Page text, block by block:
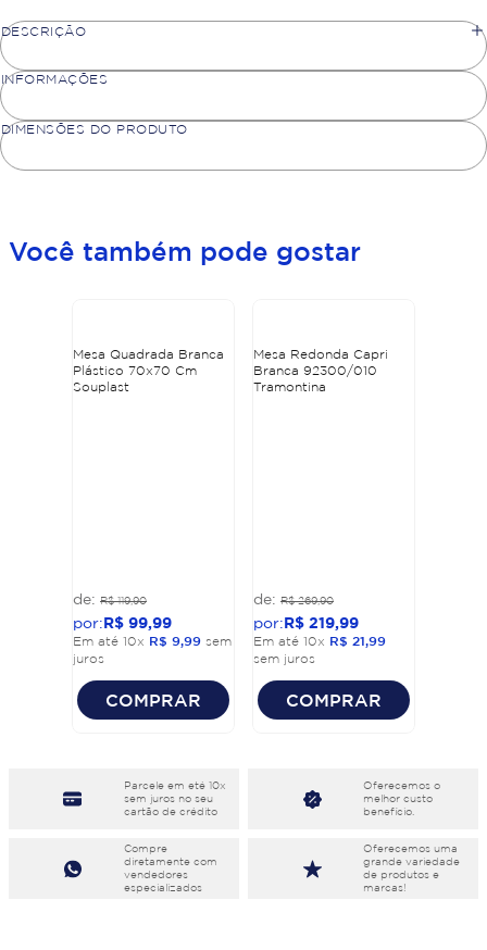
DESCRIÇÃO
INFORMAÇÕES
DIMENSÕES DO PRODUTO
Você também pode gostar
Mesa Quadrada Branca
Plástico 70x70 Cm
Souplast
R$ 119,90
R$ 99,99
Em até 10x R$ 9,99 sem
juros
COMPRAR
Mesa Redonda Capri
Branca 92300/010
Tramontina
R$ 269,90
R$ 219,99
Em até 10x R$ 21,99
sem juros
COMPRAR
Parcele em eté 10x
sem juros no seu
cartão de crédito
Oferecemos o
melhor custo
benefício.
Compre
diretamente com
vendedores
especializados
Oferecemos uma
grande variedade
de produtos e
marcas!